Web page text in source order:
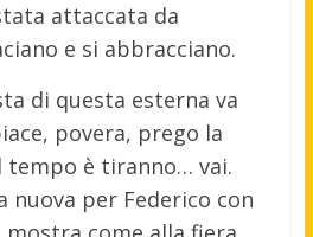
attaccata da
e si abbracciano.
di questa esterna va
povera, prego la
tempo è tiranno… vai.
nuova per Federico con